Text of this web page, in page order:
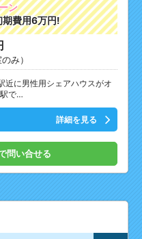
ン
費用6万円!
み）
近に男性用シェアハウスがオ
で…
詳細を見る
問い合せる